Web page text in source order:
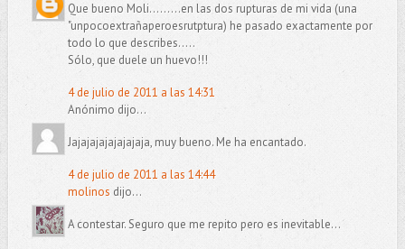
Que bueno Moli.........en las dos rupturas de mi vida (una
"unpocoextrañaperoesrutptura) he pasado exactamente por
todo lo que describes.....
Sólo, que duele un huevo!!!
4 de julio de 2011 a las 14:31
Anónimo dijo...
Jajajajajajajajaja, muy bueno. Me ha encantado.
4 de julio de 2011 a las 14:44
molinos dijo...
A contestar. Seguro que me repito pero es inevitable...